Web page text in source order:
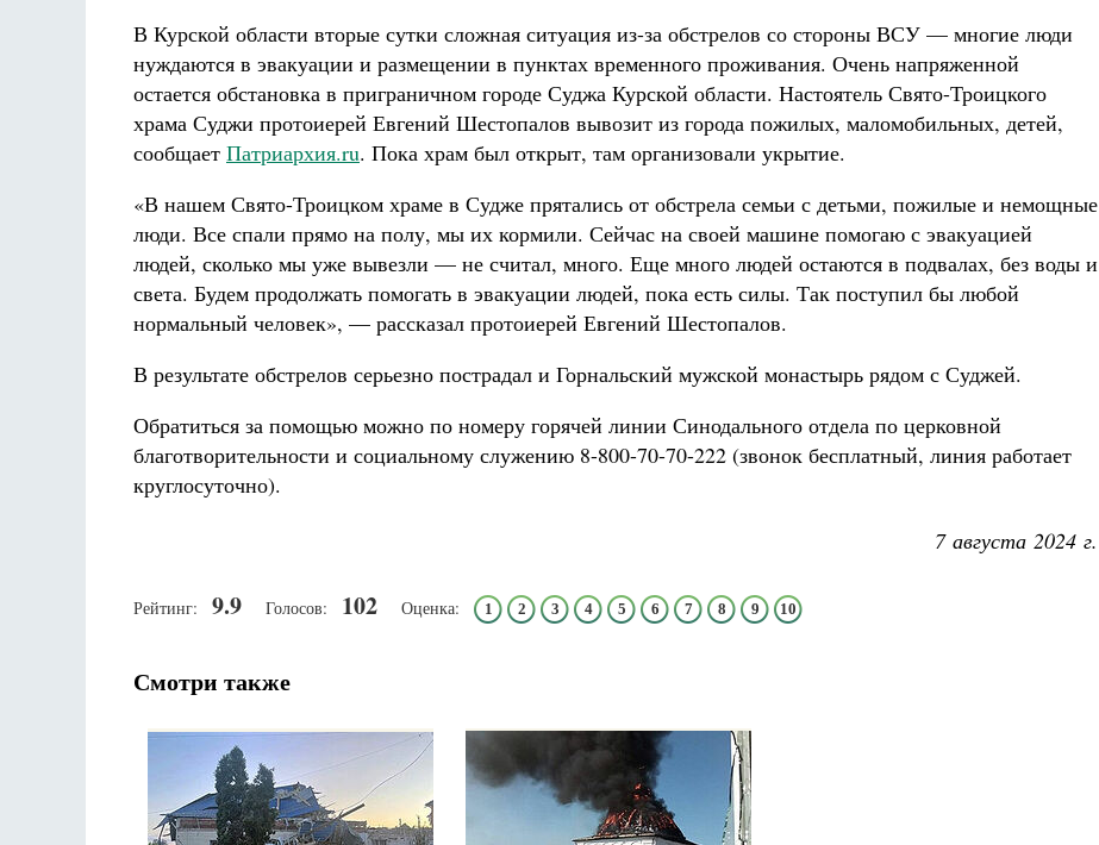
В Курской области вторые сутки сложная ситуация из-за обстрелов со стороны ВСУ — многие люди
нуждаются в эвакуации и размещении в пунктах временного проживания. Очень напряженной
остается обстановка в приграничном городе Суджа Курской области. Настоятель Свято-Троицкого
храма Суджи протоиерей Евгений Шестопалов вывозит из города пожилых, маломобильных, детей,
сообщает Патриархия.ru. Пока храм был открыт, там организовали укрытие.
«В нашем Свято-Троицком храме в Судже прятались от обстрела семьи с детьми, пожилые и немощные
люди. Все спали прямо на полу, мы их кормили. Сейчас на своей машине помогаю с эвакуацией
людей, сколько мы уже вывезли — не считал, много. Еще много людей остаются в подвалах, без воды и
света. Будем продолжать помогать в эвакуации людей, пока есть силы. Так поступил бы любой
нормальный человек», — рассказал протоиерей Евгений Шестопалов.
В результате обстрелов серьезно пострадал и Горнальский мужской монастырь рядом с Суджей.
Обратиться за помощью можно по номеру горячей линии Синодального отдела по церковной
благотворительности и социальному служению 8-800-70-70-222 (звонок бесплатный, линия работает
круглосуточно).
7 августа 2024 г.
Рейтинг: 9.9 Голосов: 102 Оценка: 1 2 3 4 5 6 7 8 9 10
Смотри также